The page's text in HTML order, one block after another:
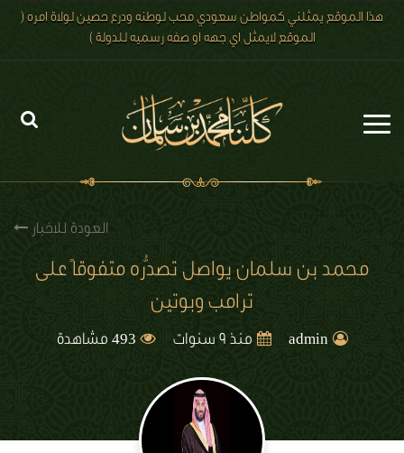
هذا الموقع يمثلني كمواطن سعودي محب لوطنه ودرع حصين لولاة امره (
الموقع لايمثل اي جهه او صفه رسميه للدولة )
رؤية 2030
العودة للاخبار
محمد بن سلمان يواصل تصدُّره متفوقاً على
ترامب وبوتين
admin منذ 9 سنوات 493 مشاهدة